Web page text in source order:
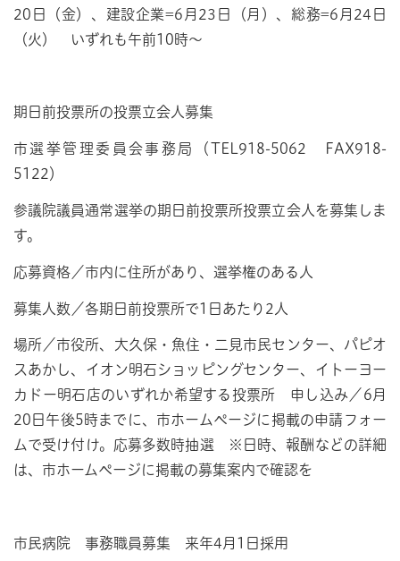
20日（金）、建設企業=6月23日（月）、総務=6月24日
（火） いずれも午前10時～
期日前投票所の投票立会人募集
市選挙管理委員会事務局（TEL918-5062 FAX918-
5122）
参議院議員通常選挙の期日前投票所投票立会人を募集しま
す。
応募資格／市内に住所があり、選挙権のある人
募集人数／各期日前投票所で1日あたり2人
場所／市役所、大久保・魚住・二見市民センター、パピオ
スあかし、イオン明石ショッピングセンター、イトーヨー
カドー明石店のいずれか希望する投票所 申し込み／6月
20日午後5時までに、市ホームページに掲載の申請フォー
ムで受け付け。応募多数時抽選 ※日時、報酬などの詳細
は、市ホームページに掲載の募集案内で確認を
市民病院 事務職員募集 来年4月1日採用